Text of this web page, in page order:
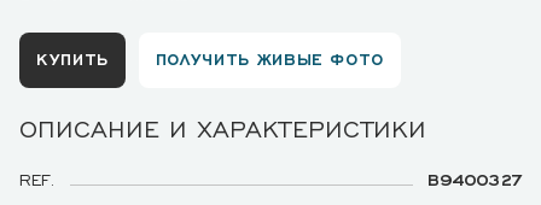
КУПИТЬ ПОЛУЧИТЬ ЖИВЫЕ ФОТО
ОПИСАНИЕ И ХАРАКТЕРИСТИКИ
REF.
B9400327